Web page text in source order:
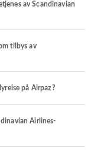
av Scandinavian
tilbys av
på Airpaz?
Airlines-